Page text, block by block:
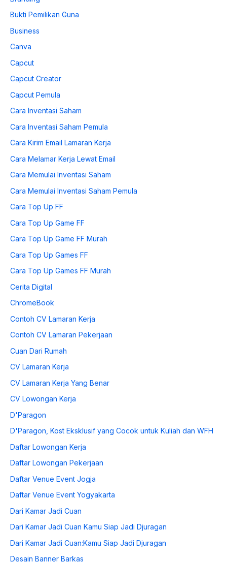
Bukti Pemilikan Guna
Business
Canva
Capcut
Capcut Creator
Capcut Pemula
Cara Inventasi Saham
Cara Inventasi Saham Pemula
Cara Kirim Email Lamaran Kerja
Cara Melamar Kerja Lewat Email
Cara Memulai Inventasi Saham
Cara Memulai Inventasi Saham Pemula
Cara Top Up FF
Cara Top Up Game FF
Cara Top Up Game FF Murah
Cara Top Up Games FF
Cara Top Up Games FF Murah
Cerita Digital
ChromeBook
Contoh CV Lamaran Kerja
Contoh CV Lamaran Pekerjaan
Cuan Dari Rumah
CV Lamaran Kerja
CV Lamaran Kerja Yang Benar
CV Lowongan Kerja
D'Paragon
D'Paragon, Kost Eksklusif yang Cocok untuk Kuliah dan WFH
Daftar Lowongan Kerja
Daftar Lowongan Pekerjaan
Daftar Venue Event Jogja
Daftar Venue Event Yogyakarta
Dari Kamar Jadi Cuan
Dari Kamar Jadi Cuan Kamu Siap Jadi Djuragan
Dari Kamar Jadi Cuan:Kamu Siap Jadi Djuragan
Desain Banner Barkas